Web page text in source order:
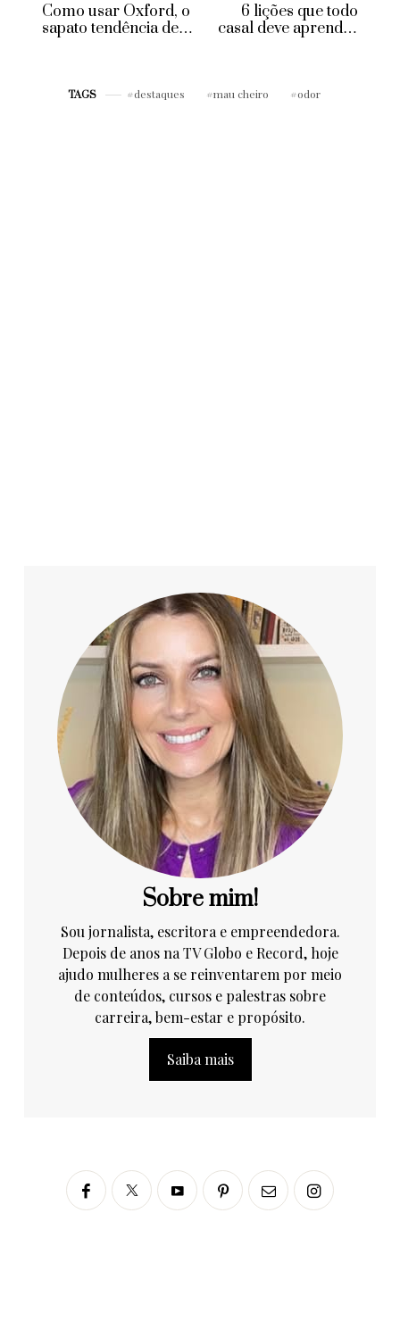
Como usar Oxford, o
sapato tendência de
6 lições que todo
casal deve aprender
TAGS destaques mau cheiro odor
Sobre mim!
Sou jornalista, escritora e empreendedora.
Depois de anos na TV Globo e Record, hoje
ajudo mulheres a se reinventarem por meio
de conteúdos, cursos e palestras sobre
carreira, bem-estar e propósito.
Saiba mais